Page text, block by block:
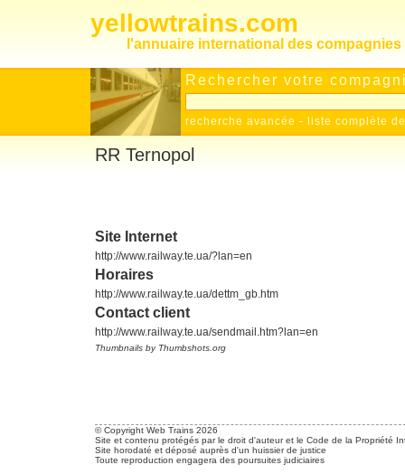
yellowtrains.com
l'annuaire international des
Rechercher votre
recherche avancée - liste complète
RR Ternopol
Site Internet
http://www.railway.te.ua/?lan=en
Horaires
http://www.railway.te.ua/dettm_gb.htm
Contact client
http://www.railway.te.ua/sendmail.htm?lan=en
Thumbnails by Thumbshots.org
© Copyright Web Trains 2026
Site et contenu protégés par le droit d'auteur et le Code de la Propriété
Site horodaté et déposé auprès d'un huissier de justice
Toute reproduction engagera des poursuites judiciaires